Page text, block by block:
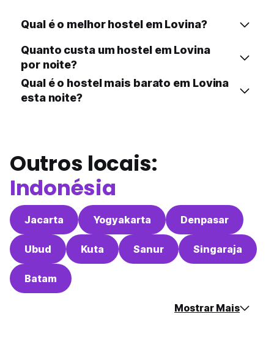
Qual é o melhor hostel em Lovina?
Quanto custa um hostel em Lovina
por noite?
Qual é o hostel mais barato em Lovina
esta noite?
Outros locais:
Indonésia
Jacarta Yogyakarta Denpasar
Ubud Kuta Sanur Singaraja
Batam
Mostrar Mais